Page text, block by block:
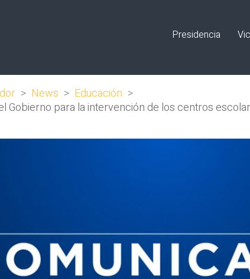
Presidencia
> News > Educación >
Gobierno para la intervención de los centros